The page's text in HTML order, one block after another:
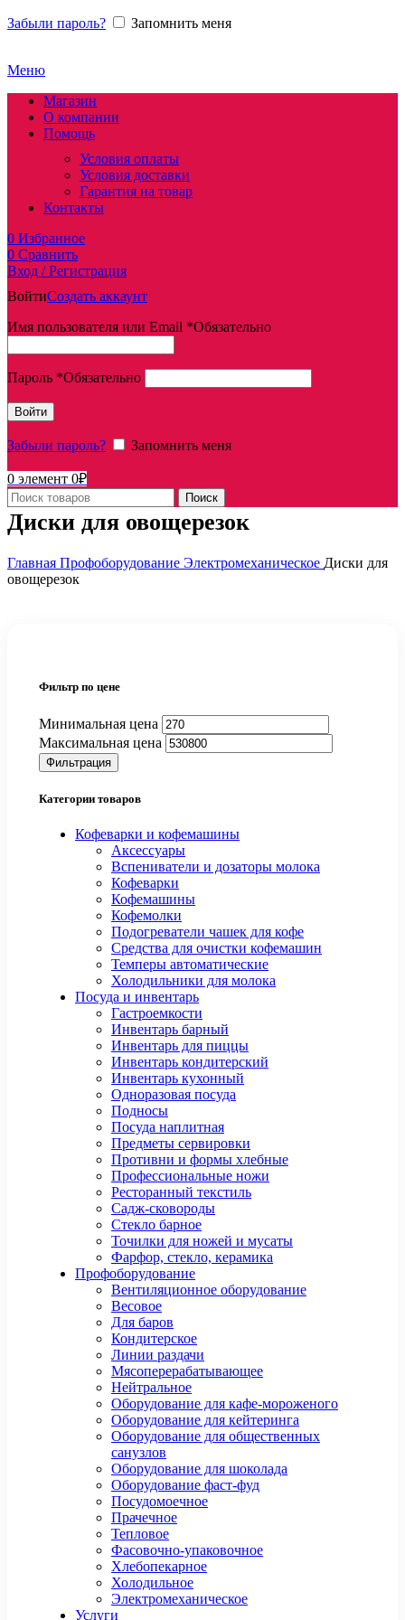
Забыли пароль? Запомнить меня
Меню
Магазин
О компании
Помощь
Условия оплаты
Условия доставки
Гарантия на товар
Контакты
0 Избранное
0 Сравнить
Вход / Регистрация
ВойтиСоздать аккаунт
Имя пользователя или Email *Обязательно
Пароль *Обязательно
Войти
Забыли пароль? Запомнить меня
0 элемент 0₽
Поиск
Диски для овощерезок
Главная Профоборудование Электромеханическое Диски для
овощерезок
Фильтр по цене
Минимальная цена
Максимальная цена
Фильтрация
Категории товаров
Кофеварки и кофемашины
Аксессуары
Вспениватели и дозаторы молока
Кофеварки
Кофемашины
Кофемолки
Подогреватели чашек для кофе
Средства для очистки кофемашин
Темперы автоматические
Холодильники для молока
Посуда и инвентарь
Гастроемкости
Инвентарь барный
Инвентарь для пиццы
Инвентарь кондитерский
Инвентарь кухонный
Одноразовая посуда
Подносы
Посуда наплитная
Предметы сервировки
Противни и формы хлебные
Профессиональные ножи
Ресторанный текстиль
Садж-сковороды
Стекло барное
Точилки для ножей и мусаты
Фарфор, стекло, керамика
Профоборудование
Вентиляционное оборудование
Весовое
Для баров
Кондитерское
Линии раздачи
Мясоперерабатывающее
Нейтральное
Оборудование для кафе-мороженого
Оборудование для кейтеринга
Оборудование для общественных
санузлов
Оборудование для шоколада
Оборудование фаст-фуд
Посудомоечное
Прачечное
Тепловое
Фасовочно-упаковочное
Хлебопекарное
Холодильное
Электромеханическое
Услуги